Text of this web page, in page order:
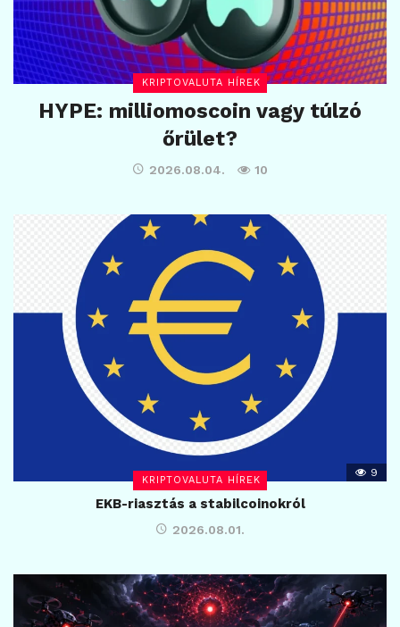
KRIPTOVALUTA HÍREK
HYPE: milliomoscoin vagy túlzó
őrület?
2026.08.04. 10
KRIPTOVALUTA HÍREK
9
EKB-riasztás a stabilcoinokról
2026.08.01.